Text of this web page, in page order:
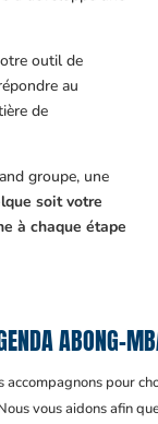
outil de
au
de
groupe, une
soit votre
à chaque étape
ABONG-
pour
vous aidons afin